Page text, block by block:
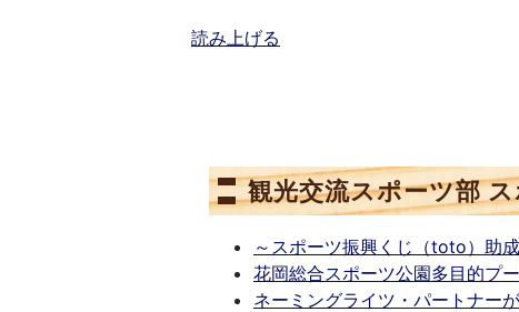
読み上げる
観光交流スポーツ部
～スポーツ振興くじ（toto）助
花岡総合スポーツ公園多目的プ
ネーミングライツ・パートナー